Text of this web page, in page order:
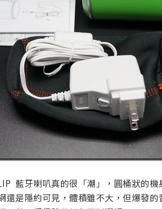
藍牙喇叭真的很「潮」，圓桶狀的
還是隱約可見，體積雖不大，但爆發